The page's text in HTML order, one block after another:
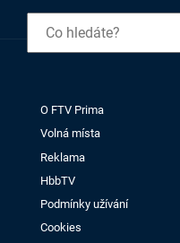
O FTV Prima
Volná místa
Reklama
HbbTV
Podmínky užívání
Cookies